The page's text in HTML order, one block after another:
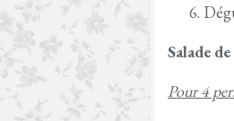
Salade
Pour 4